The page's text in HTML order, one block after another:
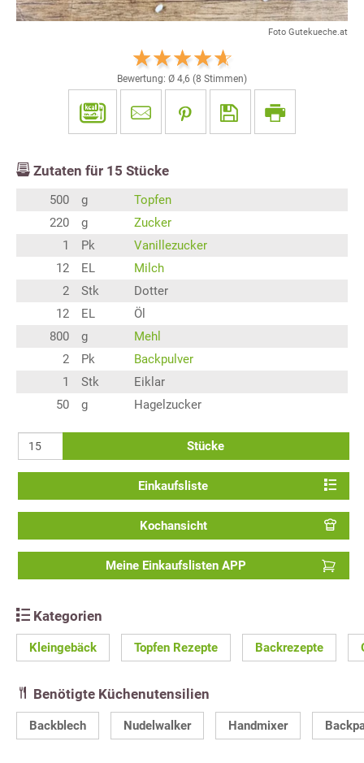
Foto Gutekueche.at
Bewertung: Ø 4,6 (8 Stimmen)
Zutaten für 15 Stücke
500 g
Topfen
220
g
Zucker
1
Pk
Vanillezucker
12
EL
Milch
2
Stk
Dotter
12
EL
Öl
800
g
Mehl
2
Pk
Backpulver
1
Stk
Eiklar
50
g Hagelzucker
Stücke
Einkaufsliste
Kochansicht
Meine Einkaufslisten APP
Kategorien
Kleingebäck Topfen Rezepte Backrezepte
Benötigte Küchenutensilien
Backblech Nudelwalker Handmixer